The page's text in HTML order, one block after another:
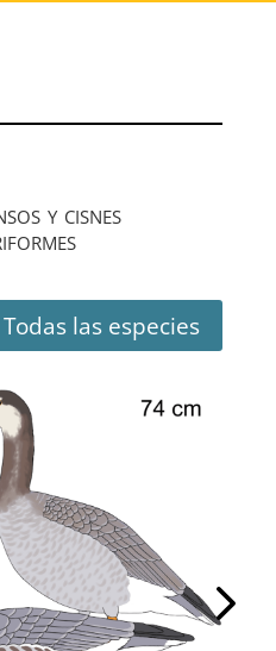
y cisnes
Todas las especies